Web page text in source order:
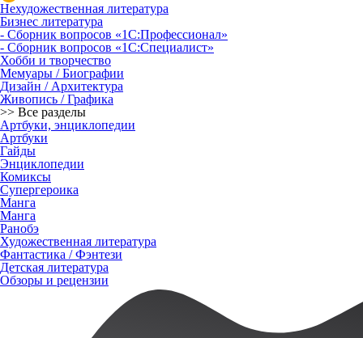
Нехудожественная литература
Бизнес литература
- Сборник вопросов «1С:Профессионал»
- Сборник вопросов «1С:Специалист»
Хобби и творчество
Мемуары / Биографии
Дизайн / Архитектура
Живопись / Графика
>> Все разделы
Артбуки, энциклопедии
Артбуки
Гайды
Энциклопедии
Комиксы
Супергероика
Манга
Манга
Ранобэ
Художественная литература
Фантастика / Фэнтези
Детская литература
Обзоры и рецензии